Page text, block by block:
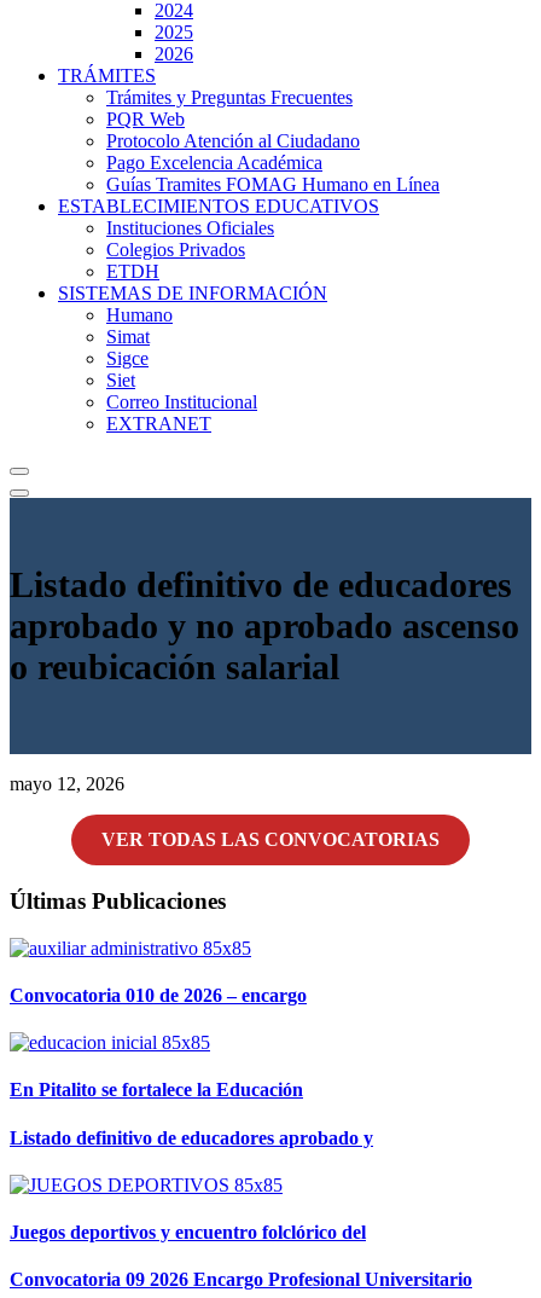
2024
2025
2026
TRÁMITES
Trámites y Preguntas Frecuentes
PQR Web
Protocolo Atención al Ciudadano
Pago Excelencia Académica
Guías Tramites FOMAG Humano en Línea
ESTABLECIMIENTOS EDUCATIVOS
Instituciones Oficiales
Colegios Privados
ETDH
SISTEMAS DE INFORMACIÓN
Humano
Simat
Sigce
Siet
Correo Institucional
EXTRANET
Listado definitivo de educadores
aprobado y no aprobado ascenso
o reubicación salarial
mayo 12, 2026
VER TODAS LAS CONVOCATORIAS
Últimas Publicaciones
Convocatoria 010 de 2026 – encargo
En Pitalito se fortalece la Educación
Listado definitivo de educadores aprobado y
Juegos deportivos y encuentro folclórico del
Convocatoria 09 2026 Encargo Profesional Universitario